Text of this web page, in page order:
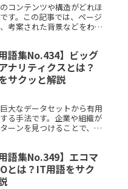
コンテンツや構造がどれほ
す。この記事では、ページ
考案された背景などをわか
用語集No.434】ビッグ
ナリティクスとは？
サクッと解説
大なデータセットから有用
る手法です。企業や組織が
ーンを見つけることで、ビ
用語集No.349】エコマ
とは？IT用語をサク